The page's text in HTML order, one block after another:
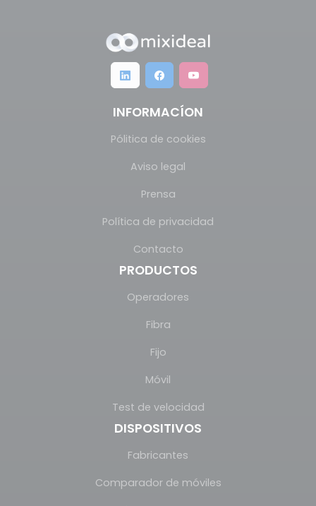
INFORMACÍON
Pólitica de cookies
Aviso legal
Prensa
Política de privacidad
Contacto
PRODUCTOS
Operadores
Fibra
Fijo
Móvil
Test de velocidad
DISPOSITIVOS
Fabricantes
Comparador de móviles